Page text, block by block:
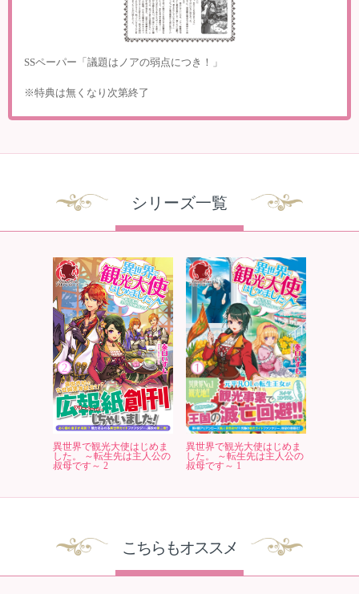
SSペーパー「議題はノアの弱点につき！」
※特典は無くなり次第終了
シリーズ一覧
異世界で観光大使はじめま
した。 ～転生先は主人公の
叔母です～ 2
異世界で観光大使はじめま
した。 ～転生先は主人公の
叔母です～ 1
こちらもオススメ